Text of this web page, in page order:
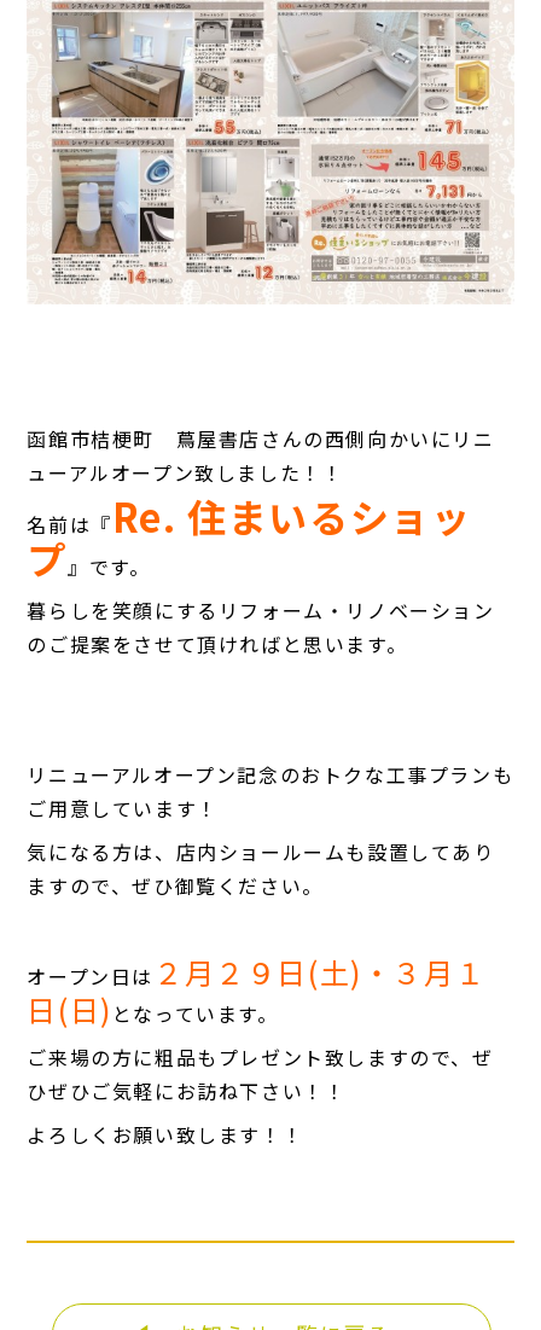
函館市桔梗町 蔦屋書店さんの西側向かいにリニ
ューアルオープン致しました！！
名前は『 Re. 住まいるショッ
プ』です。
暮らしを笑顔にするリフォーム・リノベーション
のご提案をさせて頂ければと思います。
リニューアルオープン記念のおトクな工事プランも
ご用意しています！
気になる方は、店内ショールームも設置してあり
ますので、ぜひ御覧ください。
オープン日は ２月２９日(土)・３月１
日(日) となっています。
ご来場の方に粗品もプレゼント致しますので、ぜ
ひぜひご気軽にお訪ね下さい！！
よろしくお願い致します！！